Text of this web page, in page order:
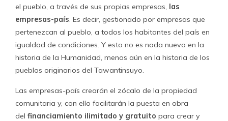
el pueblo, a través de sus propias empresas, las
empresas-país. Es decir, gestionado por empresas que
pertenezcan al pueblo, a todos los habitantes del país en
igualdad de condiciones. Y esto no es nada nuevo en la
historia de la Humanidad, menos aún en la historia de los
pueblos originarios del Tawantinsuyo.
Las empresas-país crearán el zócalo de la propiedad
comunitaria y, con ello facilitarán la puesta en obra
del financiamiento ilimitado y gratuito para crear y